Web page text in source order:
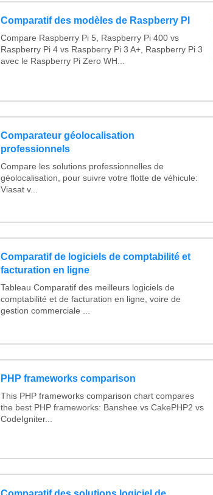
Comparatif des modèles de Raspberry PI
Compare Raspberry Pi 5, Raspberry Pi 400 vs
Raspberry Pi 4 vs Raspberry Pi 3 A+, Raspberry Pi 3
avec le Raspberry Pi Zero WH...
Comparateur géolocalisation
professionnels
Compare les solutions professionnelles de
géolocalisation, pour suivre votre flotte de véhicule:
Viasat v...
Comparatif de logiciels de comptabilité et
facturation en ligne
Tableau Comparatif des meilleurs logiciels de
comptabilité et de facturation en ligne, voire de
gestion commerciale ...
PHP frameworks comparison
This PHP frameworks comparison chart compares
the best PHP frameworks: Banshee vs CakePHP2 vs
CodeIgniter...